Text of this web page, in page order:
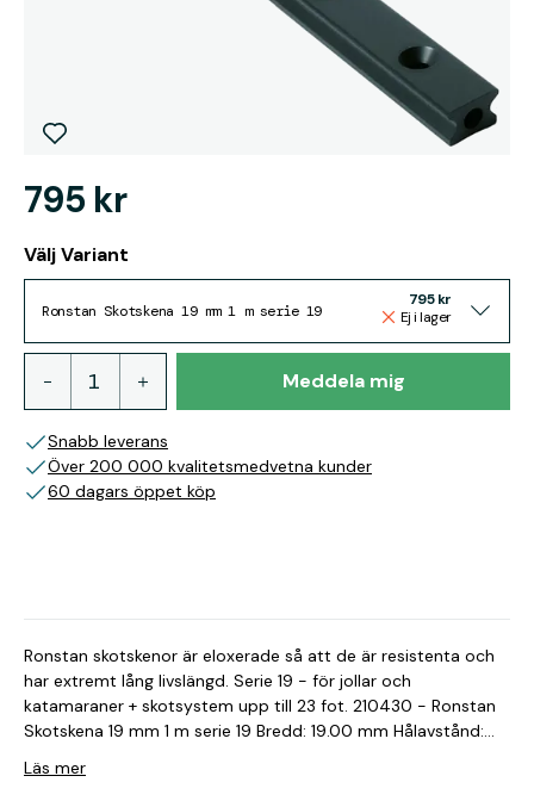
795 kr
Välj Variant
Ronstan Skotskena 19 mm 1 m serie 19
795 kr
Ej i lager
Meddela mig
Snabb leverans
Över 200 000 kvalitetsmedvetna kunder
60 dagars öppet köp
Ronstan skotskenor är eloxerade så att de är resistenta och
har extremt lång livslängd. Serie 19 - för jollar och
katamaraner + skotsystem upp till 23 fot. 210430 - Ronstan
Skotskena 19 mm 1 m serie 19 Bredd: 19.00 mm Hålavstånd:
- Ronstan Skotskena 19 mm 1,5 m serie 19 Bredd: 19.00 mm
Läs mer